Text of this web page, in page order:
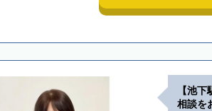
【池
相談を